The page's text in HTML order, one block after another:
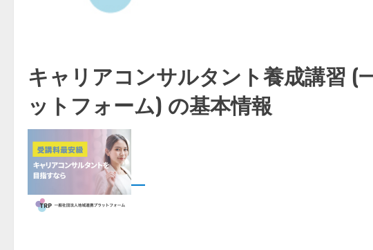
キャリアコンサルタント養成講習 (
ットフォーム) の基本情報